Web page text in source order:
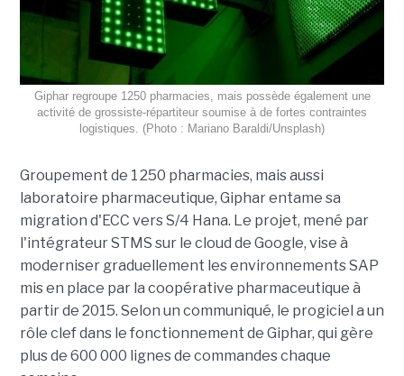
Giphar regroupe 1250 pharmacies, mais possède également une
activité de grossiste-répartiteur soumise à de fortes contraintes
logistiques. (Photo : Mariano Baraldi/Unsplash)
Groupement de 1 250 pharmacies, mais aussi
laboratoire pharmaceutique, Giphar entame sa
migration d'ECC vers S/4 Hana. Le projet, mené par
l'intégrateur STMS sur le cloud de Google, vise à
moderniser graduellement les environnements SAP
mis en place par la coopérative pharmaceutique à
partir de 2015. Selon un communiqué, le progiciel a un
rôle clef dans le fonctionnement de Giphar, qui gère
plus de 600 000 lignes de commandes chaque